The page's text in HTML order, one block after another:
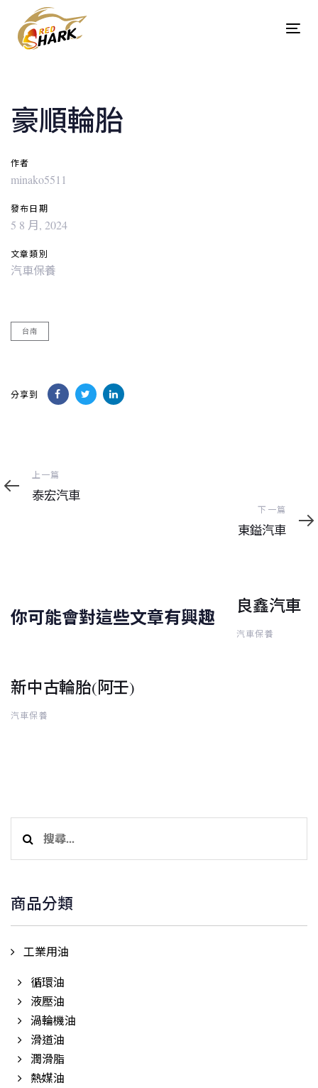
links
content
豪順輪胎
作者
minako5511
發布日期
5 8 月, 2024
文章類別
汽車保養
台南
分享到
navigation
上
一
篇
上一篇
泰宏汽車
一
篇
下一篇
東鎰汽車
你可能會對這些文章有興趣 良鑫汽車
汽車保養
新中古輪胎(阿壬)
汽車保養
關
字:
商品分類
工業用油
循環油
液壓油
渦輪機油
滑道油
潤滑脂
熱媒油